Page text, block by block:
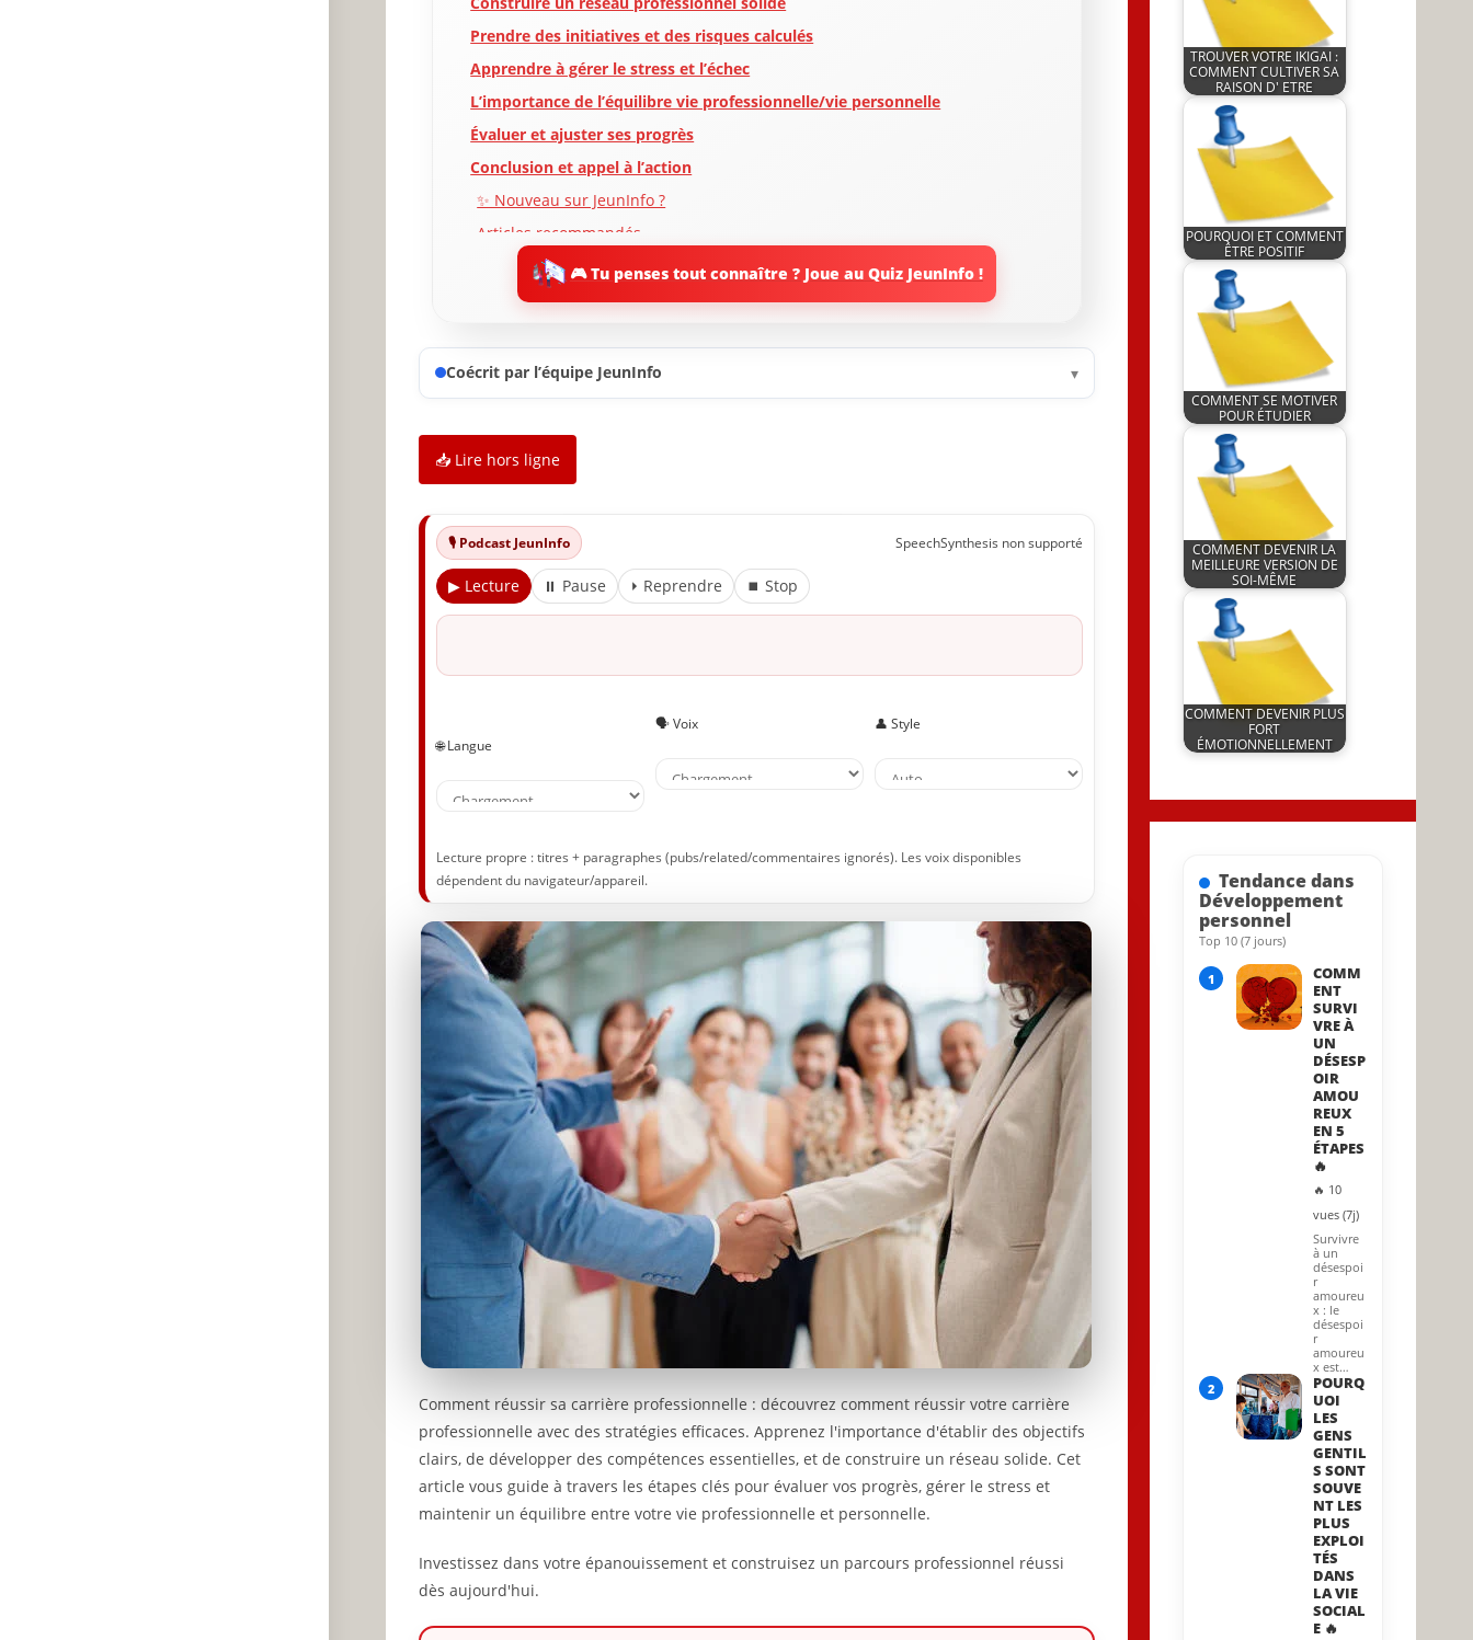
Prendre des initiatives et des risques calculés
Apprendre à gérer le stress et l’échec
L’importance de l’équilibre vie professionnelle/vie personnelle
Évaluer et ajuster ses progrès
Conclusion et appel à l’action
✨ Nouveau sur JeunInfo ?
Articles recommandés
Partager l'amour🎮 Tu penses tout connaître ? Joue au Quiz JeunInfo !
Coécrit par l’équipe JeunInfo ▾
📥 Lire hors ligne
🎙️ Podcast JeunInfo SpeechSynthesis non supporté
▶ Lecture ⏸ Pause ⏵ Reprendre ⏹ Stop
🌐 Langue
🗣️ Voix 👤 Style
Lecture propre : titres + paragraphes (pubs/related/commentaires ignorés). Les voix disponibles
dépendent du navigateur/appareil.
Comment réussir sa carrière professionnelle : découvrez comment réussir votre carrière
professionnelle avec des stratégies efficaces. Apprenez l'importance d'établir des objectifs
clairs, de développer des compétences essentielles, et de construire un réseau solide. Cet
article vous guide à travers les étapes clés pour évaluer vos progrès, gérer le stress et
maintenir un équilibre entre votre vie professionnelle et personnelle.
Investissez dans votre épanouissement et construisez un parcours professionnel réussi
dès aujourd'hui.
16 June 2023
TROUVER VOTRE IKIGAI :
COMMENT CULTIVER SA
RAISON D' ETRE
by
JeunInfo.J.l.
5 November 2024
POURQUOI ET COMMENT
ÊTRE POSITIF
by
JeunInfo.J.l.
24 April 2022
COMMENT SE MOTIVER
POUR ÉTUDIER
by
JeunInfo.J.l.
25 August 2022
COMMENT DEVENIR LA
MEILLEURE VERSION DE
SOI-MÊME
by
JeunInfo.J.l.
COMMENT DEVENIR PLUS
FORT
ÉMOTIONNELLEMENT
18 May 2023
Tendance dans
Développement
personnel
Top 10 (7 jours)
1
COMM
ENT
SURVI
VRE À
UN
DÉSESP
OIR
AMOU
REUX
EN 5
ÉTAPES
🔥
🔥 10
vues (7j)
Survivre
à un
désespoi
r
amoureu
x : le
désespoi
r
amoureu
x est…
2
POURQ
UOI
LES
GENS
GENTIL
S SONT
SOUVE
NT LES
PLUS
EXPLOI
TÉS
DANS
LA VIE
SOCIAL
E 🔥